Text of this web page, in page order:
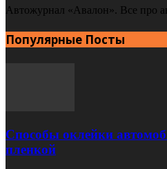
Автожурнал «Авалон». Все про
Популярные Посты
Способы оклейки
пленкой